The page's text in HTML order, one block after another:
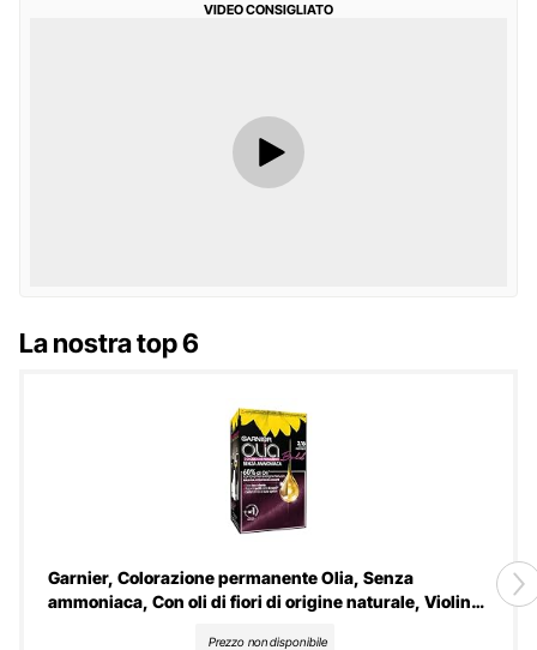
VIDEO CONSIGLIATO
La nostra top 6
Garnier, Colorazione permanente Olia, Senza
ammoniaca, Con oli di fiori di origine naturale, Violino
Prezzo non disponibile